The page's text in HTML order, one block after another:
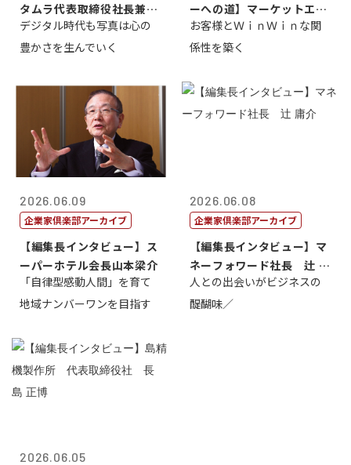
タムラ代表取締役社長兼Ｃ
ＯＯ 武川 ...
デジタル時代も写真は心の
豊かさを生んでいく
ーへの道】マーケットエン
タープライズ...
お客様とＷｉｎＷｉｎな関
係性を築く
2026.06.09
企業家倶楽部アーカイブ
【編集長インタビュー】ス
ーパーホテル会長山本梁介
「自律型感動人間」を育て
地域ナンバーワンを目指す
2026.06.08
企業家倶楽部アーカイブ
【編集長インタビュー】マ
ネーフォワード社長 辻 庸
介
人との出会いがビジネスの
醍醐味／
2026.06.05